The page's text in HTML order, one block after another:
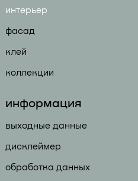
интерьер
фасад
клей
коллекции
информация
выходные данные
дисклеймер
обработка данных